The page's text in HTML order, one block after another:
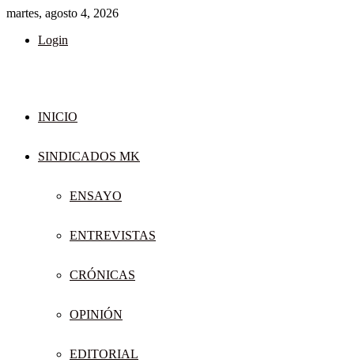
martes, agosto 4, 2026
Login
INICIO
SINDICADOS MK
ENSAYO
ENTREVISTAS
CRÓNICAS
OPINIÓN
EDITORIAL